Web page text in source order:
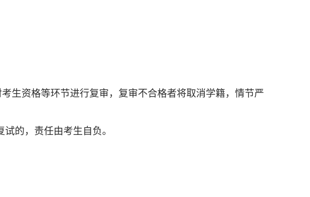
生资格等环节进行复审，复审不合格者将取消学籍，情节严
的，责任由考生自负。